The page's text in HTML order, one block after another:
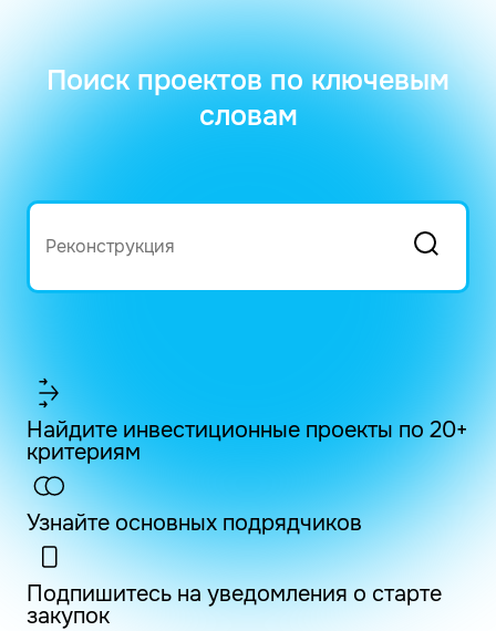
Поиск проектов по ключевым
словам
Найдите инвестиционные проекты по 20+
критериям
Узнайте основных подрядчиков
Подпишитесь на уведомления о старте
закупок